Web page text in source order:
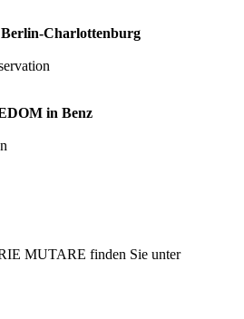
Charlottenburg
in Benz
MUTARE finden Sie unter